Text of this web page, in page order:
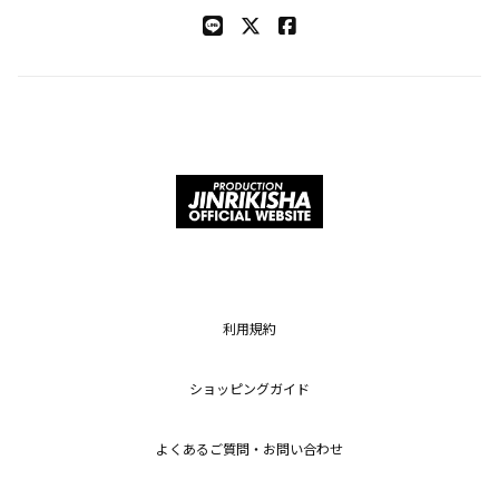
利用規約
ショッピングガイド
よくあるご質問・お問い合わせ